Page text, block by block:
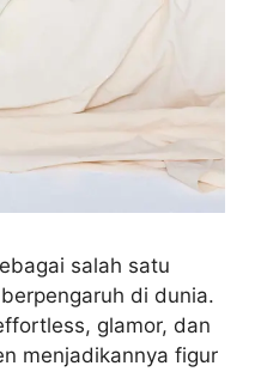
salah satu
di dunia.
glamor, dan
menjadikannya figur